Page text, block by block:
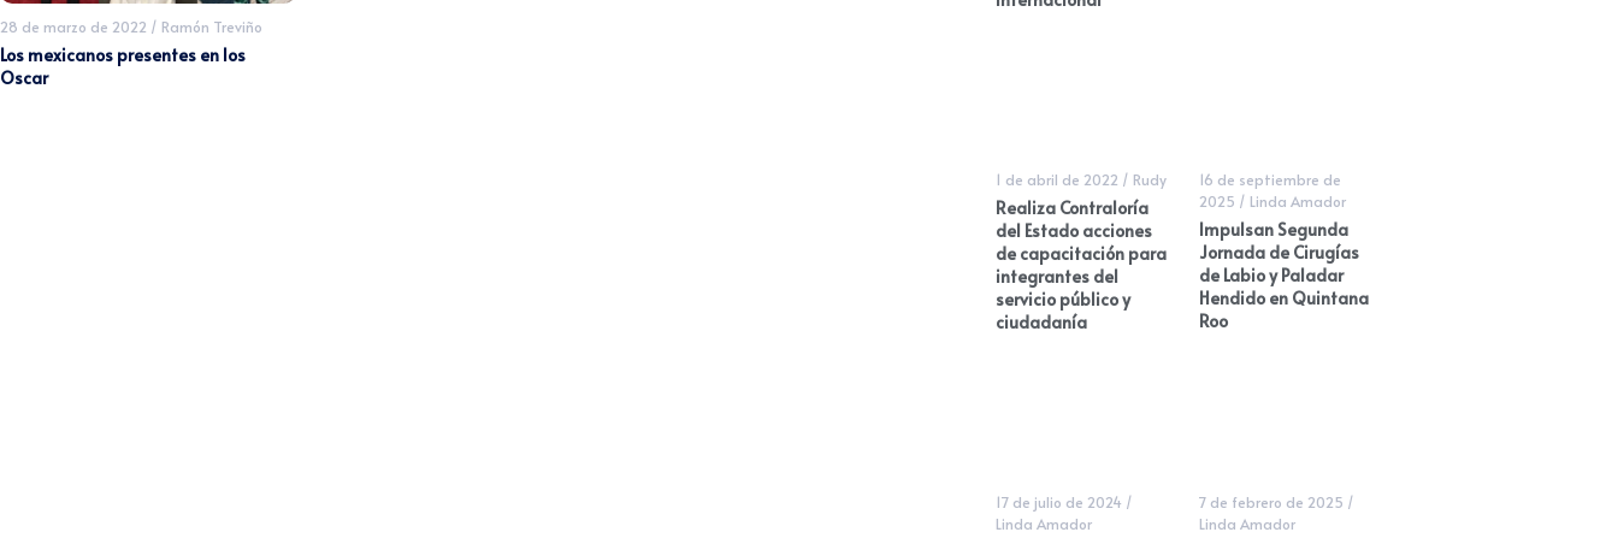
28 de marzo de 2022 / Ramón Treviño
Los mexicanos presentes en los
Oscar
1 de abril de 2022 / Rudy
Realiza Contraloría
del Estado acciones
de capacitación para
integrantes del
servicio público y
ciudadanía
16 de septiembre de
2025 / Linda Amador
Impulsan Segunda
Jornada de Cirugías
de Labio y Paladar
Hendido en Quintana
Roo
17 de julio de 2024 /
Linda Amador
7 de febrero de 2025 /
Linda Amador